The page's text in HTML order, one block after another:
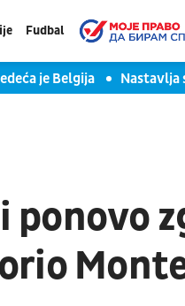
Fudbal
je Belgija Nastavlja
ponovo